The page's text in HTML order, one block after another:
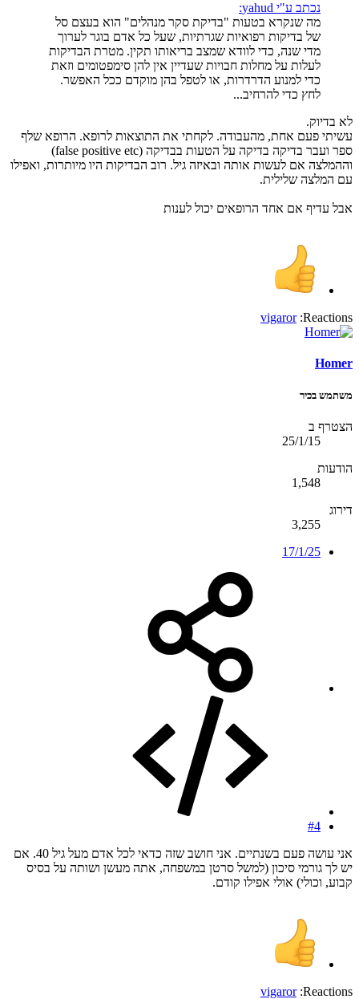
נכתב ע"י yahud:
מה שנקרא בטעות "בדיקת סקר מנהלים" הוא בעצם סל
של בדיקות רפואיות שגרתיות, שעל כל אדם בוגר לערוך
מדי שנה, כדי לוודא שמצב בריאותו תקין. מטרת הבדיקות
לעלות על מחלות חבויות שעדיין אין להן סימפטומים וזאת
כדי למנוע הדרדרות, או לטפל בהן מוקדם ככל האפשר.
לחץ כדי להרחיב...
לא בדיוק.
עשיתי פעם אחת, מהעבודה. לקחתי את התוצאות לרופא. הרופא שלף
ספר ועבר בדיקה בדיקה על הטעות בבדיקה (false positive etc)
וההמלצה אם לעשות אותה ובאיזה גיל. רוב הבדיקות היו מיותרות, ואפילו
עם המלצה שלילית.
אבל עדיף אם אחד הרופאים יכול לענות
Reactions:
vigaror
Homer
משתמש בכיר
הצטרף ב
25/1/15
הודעות
1,548
דירוג
3,255
17/1/25
#4
אני עושה פעם בשנתיים. אני חושב שזה כדאי לכל אדם מעל גיל 40. אם
יש לך גורמי סיכון (למשל סרטן במשפחה, אתה מעשן ושותה על בסיס
קבוע, וכולי) אולי אפילו קודם.
Reactions:
vigaror